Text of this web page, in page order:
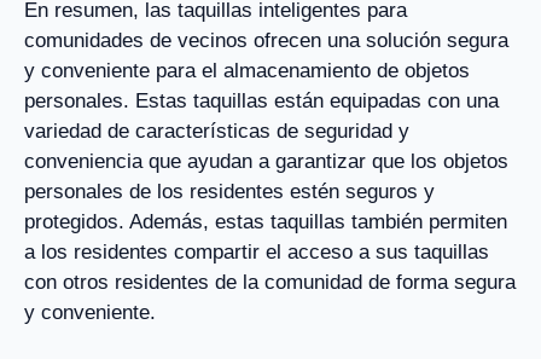
En resumen, las taquillas inteligentes para
comunidades de vecinos ofrecen una solución segura
y conveniente para el almacenamiento de objetos
personales. Estas taquillas están equipadas con una
variedad de características de seguridad y
conveniencia que ayudan a garantizar que los objetos
personales de los residentes estén seguros y
protegidos. Además, estas taquillas también permiten
a los residentes compartir el acceso a sus taquillas
con otros residentes de la comunidad de forma segura
y conveniente.